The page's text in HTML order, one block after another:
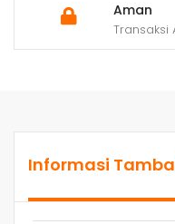
Aman
Transaksi
Informasi